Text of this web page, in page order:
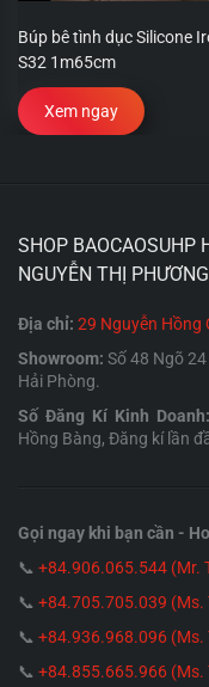
Búp bê tình dục Silicone
S32 1m65cm
Xem ngay
SHOP BAOCAOSUHP
NGUYỄN THỊ
Địa chỉ: 29 Nguyễn Hồng
Showroom: Số 48 Ngõ
Hải Phòng.
Số Đăng Kí Kinh Doanh:
Hồng Bàng, Đăng kí lần
Gọi ngay khi bạn cần -
📞 +84.906.065.544 (Mr.
📞 +84.705.705.039 (Ms.
📞 +84.936.968.096 (Ms.
📞 +84.855.665.966 (Ms.